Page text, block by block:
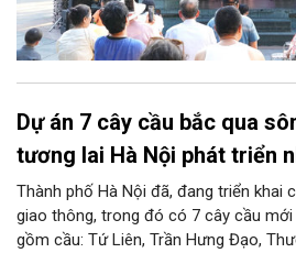
Dự án 7 cây cầu bắc qua
tương lai Hà Nội phát triển
Thành phố Hà Nội đã, đang triển khai
giao thông, trong đó có 7 cây cầu mới
gồm cầu: Tứ Liên, Trần Hưng Đạo,